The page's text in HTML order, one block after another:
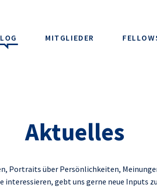
MITGLIEDER
Aktuelles
Portraits über Persönlichkeiten,
interessieren, gebt uns gerne neue Inputs